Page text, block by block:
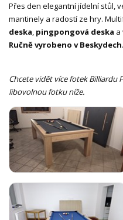
Přes den elegantní jídelní stůl,
mantinely a radostí ze hry.
deska, pingpongová deska a
Ručně vyrobeno v Beskydech.
Chcete vidět více fotek Billiardu
libovolnou fotku níže.